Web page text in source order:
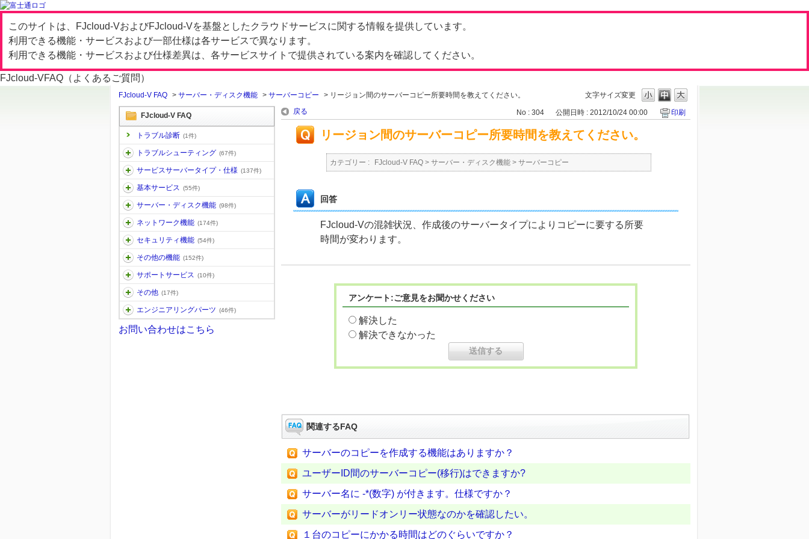
このサイトは、FJcloud-VおよびFJcloud-Vを基盤としたクラウドサービスに関する情報を提供しています。
利用できる機能・サービスおよび一部仕様は各サービスで異なります。
利用できる機能・サービスおよび仕様差異は、各サービスサイトで提供されている案内を確認してください。
FJcloud-VFAQ（よくあるご質問）
文字サイズ変更
FJcloud-V FAQ > サーバー・ディスク機能 > サーバーコピー > リージョン間のサーバーコピー所要時間を教えてください。
FJcloud-V FAQ
トラブル診断 (1件)
トラブルシューティング (67件)
サービスサーバータイプ・仕様 (137件)
基本サービス (55件)
サーバー・ディスク機能 (98件)
ネットワーク機能 (174件)
セキュリティ機能 (54件)
その他の機能 (152件)
サポートサービス (10件)
その他 (17件)
エンジニアリングパーツ (46件)
お問い合わせはこちら
戻る No : 304 公開日時 : 2012/10/24 00:00 印刷
リージョン間のサーバーコピー所要時間を教えてください。
カテゴリー : FJcloud-V FAQ > サーバー・ディスク機能 > サーバーコピー
回答
FJcloud-Vの混雑状況、作成後のサーバータイプによりコピーに要する所要
時間が変わります。
アンケート:ご意見をお聞かせください
解決した
解決できなかった
関連するFAQ
サーバーのコピーを作成する機能はありますか？
ユーザーID間のサーバーコピー(移行)はできますか?
サーバー名に -*(数字) が付きます。仕様ですか？
サーバーがリードオンリー状態なのかを確認したい。
１台のコピーにかかる時間はどのぐらいですか？